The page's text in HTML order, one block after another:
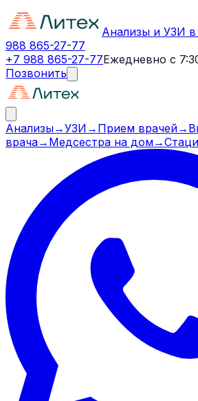
Анализы и УЗИ
988 865-27-77
+7 988 865-27-77Ежедневно с
Позвонить
Анализы→УЗИ → Прием врачей→
врача→ Медсестра на дом→